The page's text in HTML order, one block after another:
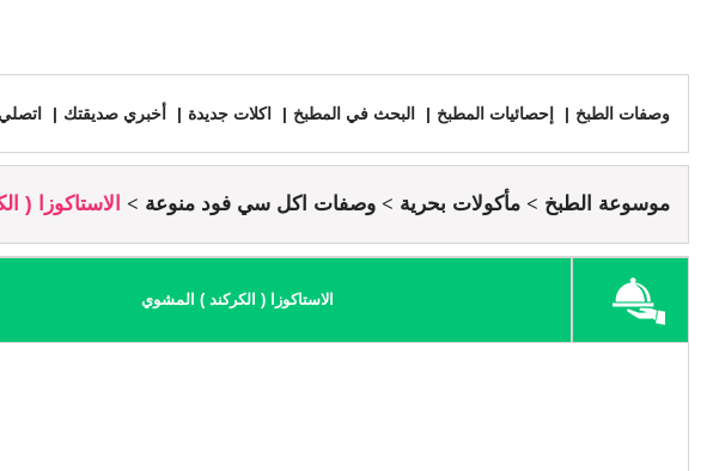
وصفات الطبخ إحصائيات المطبخ البحث في المطبخ اكلات جديدة أخبري صديقتك اتصلي
موسوعة الطبخ مأكولات بحرية وصفات اكل سي فود منوعة الاستاكوزا (
الاستاكوزا ( الكركند ) المشوي